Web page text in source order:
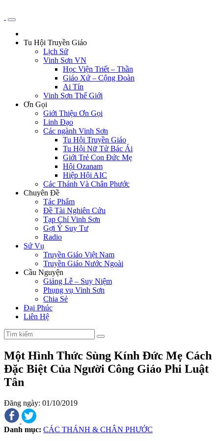
Tu Hội Truyền Giáo
Lịch Sử
Vinh Sơn VN
Học Viện Triết – Thần
Giáo Xứ – Cộng Đoàn
Ai Tín
Vinh Sơn Thế Giới
Ơn Gọi
Giới Thiệu Ơn Gọi
Linh Đạo
Các ngành Vinh Sơn
Tu Hội Truyền Giáo
Tu Hội Nữ Tử Bác Ái
Giới Trẻ Con Đức Mẹ
Hội Ozanam
Hiệp Hội AIC
Các Thánh Và Chân Phước
Chuyên Đề
Tác Phẩm
Đề Tài Nghiên Cứu
Tạp Chí Vinh Sơn
Gợi Ý Suy Tư
Radio
Sứ Vụ
Truyền Giáo Việt Nam
Truyền Giáo Nước Ngoài
Cầu Nguyện
Giảng Lễ – Suy Niệm
Phụng vụ Vinh Sơn
Chia Sẻ
Đại Phúc
Liên Hệ
Một Hình Thức Sùng Kính Đức Mẹ Cách
Đặc Biệt Của Người Công Giáo Phi Luật
Tân
Đăng ngày: 01/10/2019
Danh mục: CÁC THÁNH & CHÂN PHƯỚC